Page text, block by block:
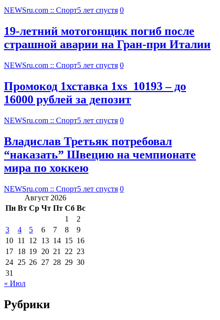
NEWSru.com :: Спорт5 лет спустя 0
19-летний мотогонщик погиб после
страшной аварии на Гран-при Италии
NEWSru.com :: Спорт5 лет спустя 0
Промокод 1хставка 1xs_10193 – до
16000 рублей за депозит
NEWSru.com :: Спорт5 лет спустя 0
Владислав Третьяк потребовал
“наказать” Швецию на чемпионате
мира по хоккею
NEWSru.com :: Спорт5 лет спустя 0
Август 2026
Пн Вт Ср Чт Пт Сб Вс
1
2
3
4 5 6 7 8
9
10 11 12 13 14 15 16
17 18 19 20 21 22 23
24 25 26 27 28 29 30
31
« Июл
Рубрики